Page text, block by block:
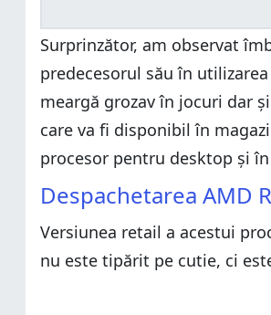
Surprinzător, am observat
predecesorul său în
meargă grozav în jocuri dar
care va fi disponibil în
procesor pentru desktop și în
Despachetarea AMD
Versiunea retail a acestui
nu este tipărit pe cutie, ci